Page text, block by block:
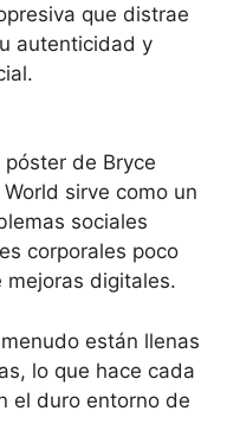
que distrae
autenticidad y
de Bryce
sirve como un
sociales
corporales poco
mejoras digitales.
están llenas
lo que hace cada
el duro entorno de